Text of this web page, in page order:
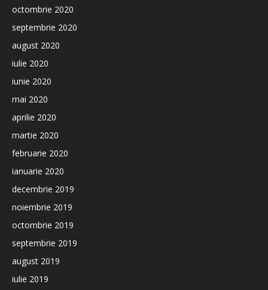
octombrie 2020
septembrie 2020
august 2020
iulie 2020
iunie 2020
mai 2020
aprilie 2020
martie 2020
februarie 2020
ianuarie 2020
decembrie 2019
noiembrie 2019
octombrie 2019
septembrie 2019
august 2019
iulie 2019